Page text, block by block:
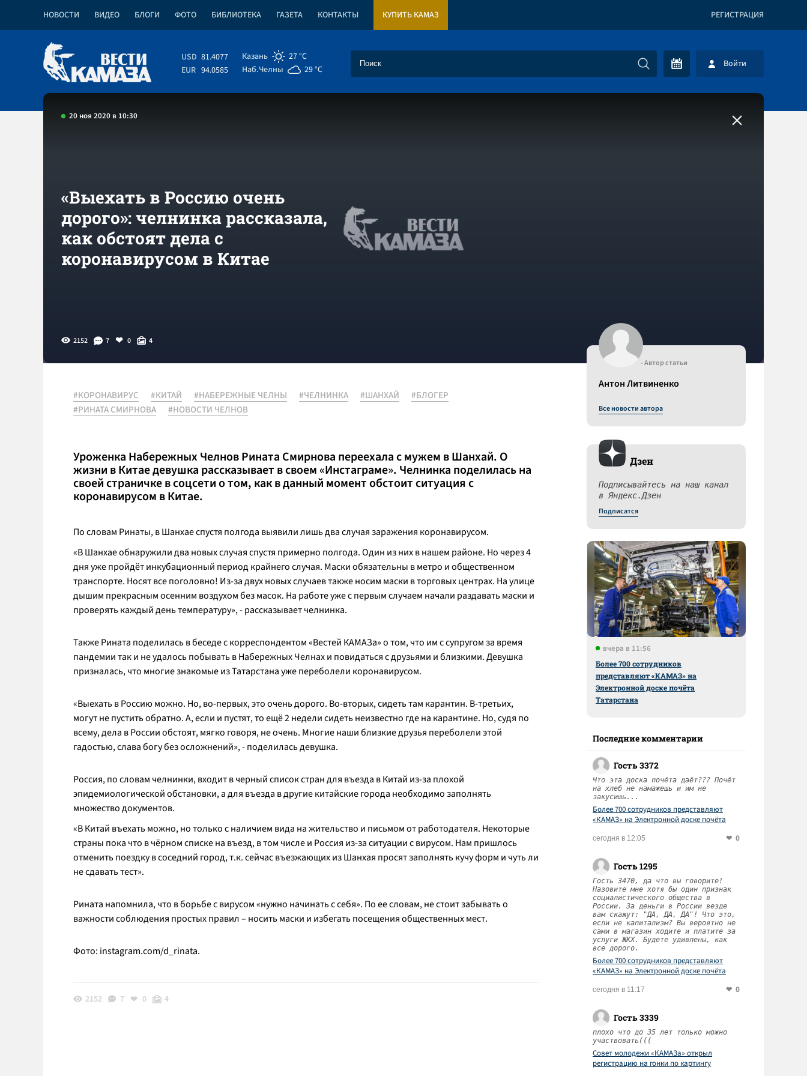
НОВОСТИ ВИДЕО БЛОГИ ФОТО БИБЛИОТЕКА ГАЗЕТА КОНТАКТЫ КУПИТЬ КАМАЗ РЕГИСТРАЦИЯ
USD 81.4077
EUR 94.0585
Казань
27 °C
Наб.Челны
29 °C Войти
20 ноя 2020 в 10:30
«Выехать в Россию очень
дорого»: челнинка рассказала,
как обстоят дела с
коронавирусом в Китае
2152 7 0 4
#КОРОНАВИРУС #КИТАЙ #НАБЕРЕЖНЫЕ ЧЕЛНЫ #ЧЕЛНИНКА #ШАНХАЙ
#БЛОГЕР
#РИНАТА СМИРНОВА
#НОВОСТИ ЧЕЛНОВ
Уроженка Набережных Челнов Рината Смирнова переехала с мужем в Шанхай. О
жизни в Китае девушка рассказывает в своем «Инстаграме». Челнинка поделилась на
своей страничке в соцсети о том, как в данный момент обстоит ситуация с
коронавирусом в Китае.
По словам Ринаты, в Шанхае спустя полгода выявили лишь два случая заражения коронавирусом.
«В Шанхае обнаружили два новых случая спустя примерно полгода. Один из них в нашем районе. Но через 4
дня уже пройдёт инкубационный период крайнего случая. Маски обязательны в метро и общественном
транспорте. Носят все поголовно! Из-за двух новых случаев также носим маски в торговых центрах. На улице
дышим прекрасным осенним воздухом без масок. На работе уже с первым случаем начали раздавать маски и
проверять каждый день температуру», - рассказывает челнинка.
Также Рината поделилась в беседе с корреспондентом «Вестей КАМАЗа» о том, что им с супругом за время
пандемии так и не удалось побывать в Набережных Челнах и повидаться с друзьями и близкими. Девушка
призналась, что многие знакомые из Татарстана уже переболели коронавирусом.
«Выехать в Россию можно. Но, во-первых, это очень дорого. Во-вторых, сидеть там карантин. В-третьих,
могут не пустить обратно. А, если и пустят, то ещё 2 недели сидеть неизвестно где на карантине. Но, судя по
всему, дела в России обстоят, мягко говоря, не очень. Многие наши близкие друзья переболели этой
гадостью, слава богу без осложнений», - поделилась девушка.
Россия, по словам челнинки, входит в черный список стран для въезда в Китай из-за плохой
эпидемиологической обстановки, а для въезда в другие китайские города необходимо заполнять
множество документов.
«В Китай въехать можно, но только с наличием вида на жительство и письмом от работодателя. Некоторые
страны пока что в чёрном списке на въезд, в том числе и Россия из-за ситуации с вирусом. Нам пришлось
отменить поездку в соседний город, т.к. сейчас въезжающих из Шанхая просят заполнять кучу форм и чуть ли
не сдавать тест».
Рината напомнила, что в борьбе с вирусом «нужно начинать с себя». По ее словам, не стоит забывать о
важности соблюдения простых правил – носить маски и избегать посещения общественных мест.
Фото: instagram.com/d_rinata.
2152 7 0 4
- Автор статьи
Антон Литвиненко
Все новости автора
Дзен
Подписывайтесь на наш канал
в Яндекс.Дзен
Подписатся
вчера в 11:56
Более 700 сотрудников
представляют «КАМАЗ» на
Электронной доске почёта
Татарстана
Последние комментарии
Гость 3372
Что эта доска почёта даёт??? Почёт
на хлеб не намажешь и им не
закусишь...
Более 700 сотрудников представляют
«КАМАЗ» на Электронной доске почёта
сегодня в 12:05 0
Гость 1295
Гость 3470, да что вы говорите!
Назовите мне хотя бы один признак
социалистического общества в
России. За деньги в России везде
вам скажут: "ДА, ДА, ДА"! Что это,
если не капитализм? Вы вероятно не
сами в магазин ходите и платите за
услуги ЖКХ. Будете удивлены, как
все дорого.
Более 700 сотрудников представляют
«КАМАЗ» на Электронной доске почёта
сегодня в 11:17 0
Гость 3339
плохо что до 35 лет только можно
участвовать(((
Совет молодежи «КАМАЗа» открыл
регистрацию на гонки по картингу